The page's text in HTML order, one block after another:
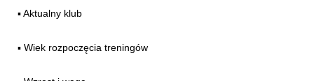
▪️ Aktualny klub
▪️ Wiek rozpoczęcia treningów